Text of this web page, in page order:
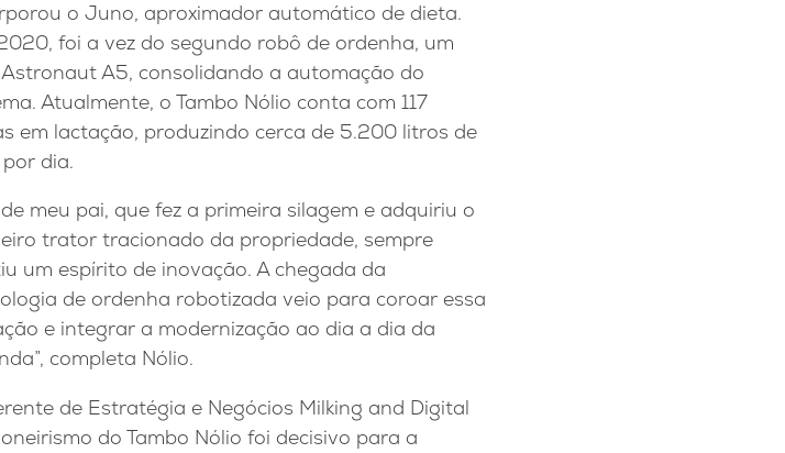
o Juno, aproximador automático de dieta.
foi a vez do segundo robô de ordenha, um
Astronaut A5, consolidando a automação do
Atualmente, o Tambo Nólio conta com 117
em lactação, produzindo cerca de 5.200 litros de
dia.
meu pai, que fez a primeira silagem e adquiriu o
trator tracionado da propriedade, sempre
um espírito de inovação. A chegada da
de ordenha robotizada veio para coroar essa
e integrar a modernização ao dia a dia da
completa Nólio.
de Estratégia e Negócios Milking and Digital
do Tambo Nólio foi decisivo para a